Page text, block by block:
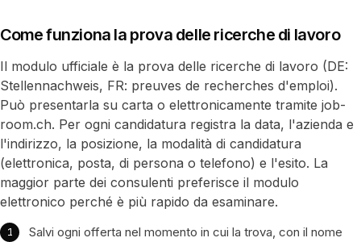
Come funziona la prova delle ricerche di lavoro
Il modulo ufficiale è la prova delle ricerche di lavoro (DE:
Stellennachweis, FR: preuves de recherches d'emploi).
Può presentarla su carta o elettronicamente tramite job-
room.ch. Per ogni candidatura registra la data, l'azienda e
l'indirizzo, la posizione, la modalità di candidatura
(elettronica, posta, di persona o telefono) e l'esito. La
maggior parte dei consulenti preferisce il modulo
elettronico perché è più rapido da esaminare.
Salvi ogni offerta nel momento in cui la trova, con il nome